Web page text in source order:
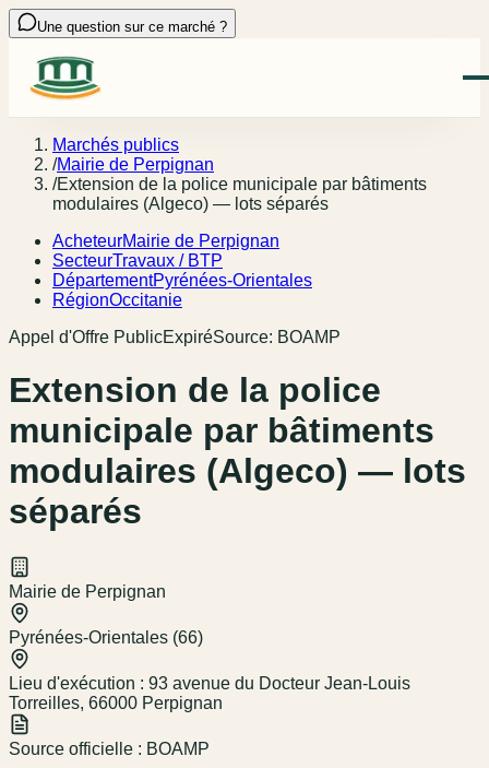
Une question sur ce marché ?
Marchés publics
/Mairie de Perpignan
/Extension de la police municipale par bâtiments
modulaires (Algeco) — lots séparés
AcheteurMairie de Perpignan
SecteurTravaux / BTP
DépartementPyrénées-Orientales
RégionOccitanie
Appel d'Offre PublicExpiréSource: BOAMP
Extension de la police
municipale par bâtiments
modulaires (Algeco) — lots
séparés
Mairie de Perpignan
Pyrénées-Orientales (66)
Lieu d'exécution : 93 avenue du Docteur Jean-Louis
Torreilles, 66000 Perpignan
Source officielle : BOAMP